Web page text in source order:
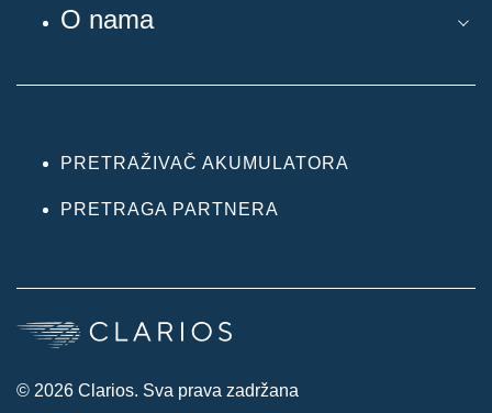
O nama
PRETRAŽIVAČ AKUMULATORA
PRETRAGA PARTNERA
© 2026 Clarios. Sva prava zadržana